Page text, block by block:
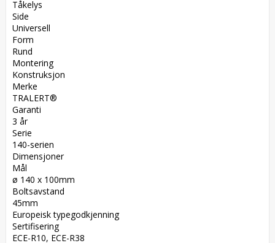
Tåkelys
Side
Universell
Form
Rund
Montering
Konstruksjon
Merke
TRALERT®
Garanti
3 år
Serie
140-serien
Dimensjoner
Mål
ø 140 x 100mm
Boltsavstand
45mm
Europeisk typegodkjenning
Sertifisering
ECE-R10, ECE-R38